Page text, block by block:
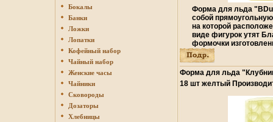
Бокалы
Банки
Ложки
Лопатки
Кофейный набор
Чайный набор
Женские часы
Чайники
Сковороды
Дозаторы
Хлебницы
Форма для льда
собой
на которой
виде фигурок утят
формочки
готовый лед
форму не нужно
или использовать
традиционным
оригинальные формы
фигурного льда,
охладить, но и
формочки привнефц
помещать ягодки -
Форма для льда
18 шт желтый
Артикул: 253527 инфо